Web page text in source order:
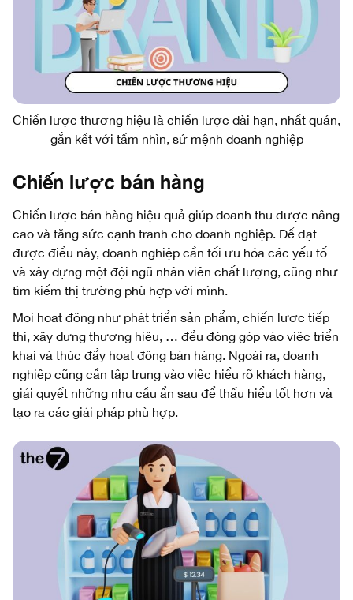
Chiến lược thương hiệu là chiến lược dài hạn, nhất quán,
gắn kết với tầm nhìn, sứ mệnh doanh nghiệp
Chiến lược bán hàng
Chiến lược bán hàng hiệu quả giúp doanh thu được nâng
cao và tăng sức cạnh tranh cho doanh nghiệp. Để đạt
được điều này, doanh nghiệp cần tối ưu hóa các yếu tố
và xây dựng một đội ngũ nhân viên chất lượng, cũng như
tìm kiếm thị trường phù hợp với mình.
Mọi hoạt động như phát triển sản phẩm, chiến lược tiếp
thị, xây dựng thương hiệu, … đều đóng góp vào việc triển
khai và thúc đẩy hoạt động bán hàng. Ngoài ra, doanh
nghiệp cũng cần tập trung vào việc hiểu rõ khách hàng,
giải quyết những nhu cầu ẩn sau để thấu hiểu tốt hơn và
tạo ra các giải pháp phù hợp.